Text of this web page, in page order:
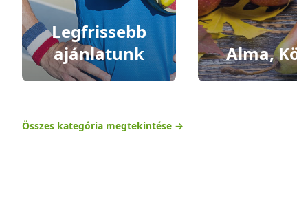
Legfrissebb
ajánlatunk
Alma,
Összes kategória megtekintése →